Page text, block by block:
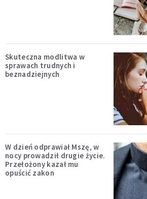
Skuteczna modlitwa w
sprawach trudnych i
beznadziejnych
W dzień odprawiał Mszę, w
nocy prowadził drugie życie.
Przełożony kazał mu
opuścić zakon